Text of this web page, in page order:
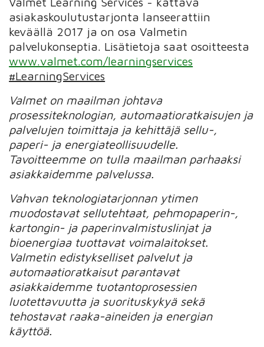
asiakaskoulutustarjonta lanseerattiin
keväällä 2017 ja on osa Valmetin
palvelukonseptia. Lisätietoja saat osoitteesta
www.valmet.com/learningservices
#LearningServices
Valmet on maailman johtava
prosessiteknologian, automaatioratkaisujen ja
palvelujen toimittaja ja kehittäjä sellu-,
paperi- ja energiateollisuudelle.
Tavoitteemme on tulla maailman parhaaksi
asiakkaidemme palvelussa.
Vahvan teknologiatarjonnan ytimen
muodostavat sellutehtaat, pehmopaperin-,
kartongin- ja paperinvalmistuslinjat ja
bioenergiaa tuottavat voimalaitokset.
Valmetin edistykselliset palvelut ja
automaatioratkaisut parantavat
asiakkaidemme tuotantoprosessien
luotettavuutta ja suorituskykyä sekä
tehostavat raaka-aineiden ja energian
käyttöä.